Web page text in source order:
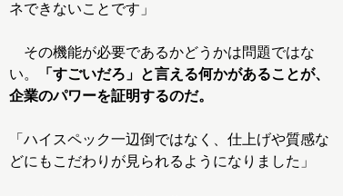
ネできないことです」
その機能が必要であるかどうかは問題ではな
い。
「すごいだろ」と言える何かがあることが、
企業のパワーを証明するのだ。
「ハイスペック一辺倒ではなく、仕上げや質感な
どにもこだわりが見られるようになりました」